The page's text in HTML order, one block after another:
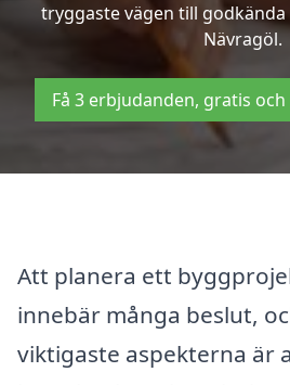
tryggaste vägen till
Nävragöl.
Få 3 erbjudanden, gratis
Att planera ett
innebär många beslut,
viktigaste aspekterna är